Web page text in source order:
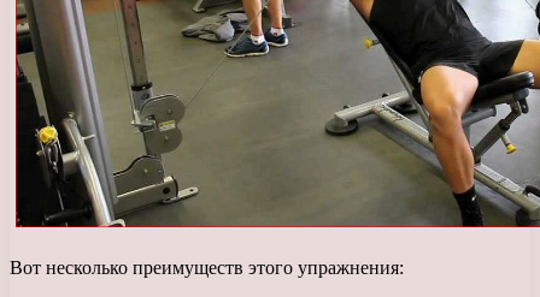
Вот несколько преимуществ этого упражнения: